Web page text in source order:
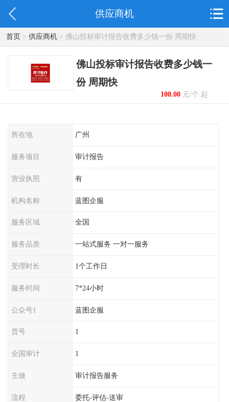
供应商机
首页> 供应商机> 佛山投标审计报告收费多少钱一份 周期快
佛山投标审计报告收费多少钱一
份 周期快
100.00元/个 起
所在地 广州
服务项目 审计报告
营业执照 有
机构名称 蓝图企服
服务区域 全国
服务品质 一站式服务 一对一服务
受理时长 1个工作日
服务时间 7*24小时
公众号1 蓝图企服
货号 1
全国审计 1
主做 审计报告服务
流程 委托-评估-送审